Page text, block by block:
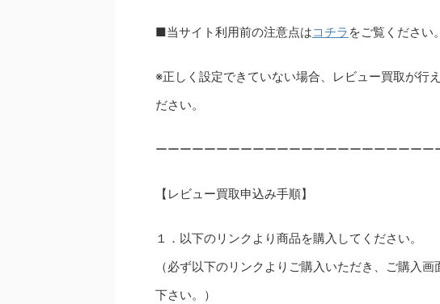
■当サイト利用前の注意点はコチラ をご覧ください。
※正しく設定できていない場合、レビュー買取が行
ださい。
ーーーーーーーーーーーーーーーーーーーーーーー
【レビュー買取申込み手順】
１．以下のリンクより商品を購入してください。
（必ず以下のリンクよりご購入いただき、ご購入画
下さい。）